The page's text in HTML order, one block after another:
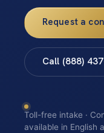
Request a
Call (888)
Toll-free intake ·
available in English